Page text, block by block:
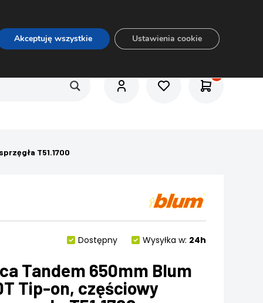
T51.1700
Dostępny Wysyłka w: 24h
Tandem 650mm Blum
Tip-on, częściowy
Akceptuję wszystkie Ustawienia cookie